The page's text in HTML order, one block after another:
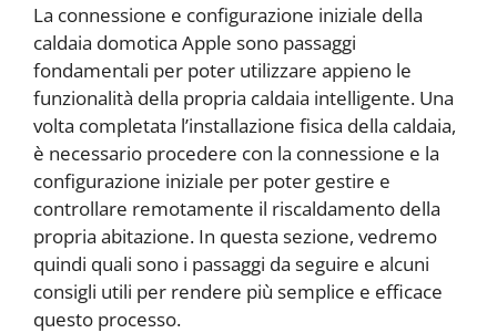
La connessione e configurazione iniziale della
caldaia domotica Apple sono passaggi
fondamentali per poter utilizzare appieno le
funzionalità della propria caldaia intelligente. Una
volta completata l’installazione fisica della caldaia,
è necessario procedere con la connessione e la
configurazione iniziale per poter gestire e
controllare remotamente il riscaldamento della
propria abitazione. In questa sezione, vedremo
quindi quali sono i passaggi da seguire e alcuni
consigli utili per rendere più semplice e efficace
questo processo.